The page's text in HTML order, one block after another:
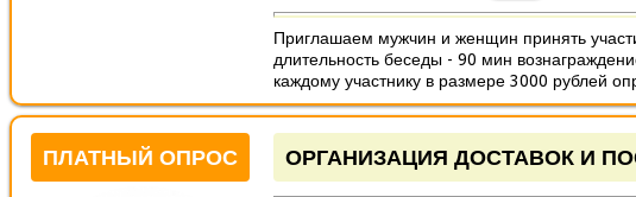
Приглашаем мужчин и женщин принять
длительность беседы - 90 мин
каждому участнику в размере 3000 рублей
ПЛАТНЫЙ ОПРОС ОРГАНИЗАЦИЯ ДОСТАВОК И